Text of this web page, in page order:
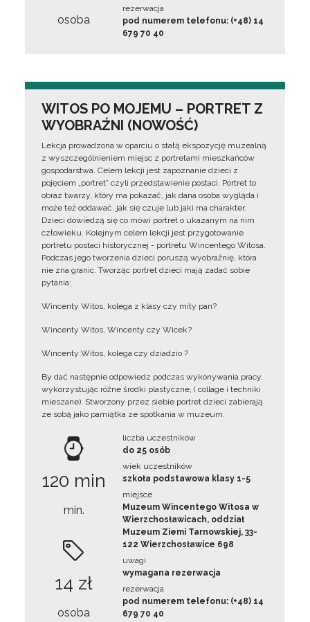
osoba
rezerwacja
pod numerem telefonu: (+48) 14
679 70 40
WITOS PO MOJEMU – PORTRET Z
WYOBRAŹNI (NOWOŚĆ)
Lekcja prowadzona w oparciu o stałą ekspozycję muzealną
z wyszczególnieniem miejsc z portretami mieszkańców
gospodarstwa. Celem lekcji jest zapoznanie dzieci z
pojęciem „portret” czyli przedstawienie postaci. Portret to
obraz twarzy, który ma pokazać, jak dana osoba wygląda i
może też oddawać, jak się czuje lub jaki ma charakter.
Dzieci dowiedzą się co mówi portret o ukazanym na nim
człowieku. Kolejnym celem lekcji jest przygotowanie
portretu postaci historycznej - portretu Wincentego Witosa.
Podczas jego tworzenia dzieci poruszą wyobraźnię, która
nie zna granic. Tworząc portret dzieci mają zadać sobie
pytania:
Wincenty Witos, kolega z klasy czy miły pan?
Wincenty Witos, Wincenty czy Wicek?
Wincenty Witos, kolega czy dziadzio ?
By dać następnie odpowiedz podczas wykonywania pracy,
wykorzystując różne środki plastyczne, ( collage i techniki
mieszane). Stworzony przez siebie portret dzieci zabierają
ze sobą jako pamiątka ze spotkania w muzeum.
120 min
min.
14 zł
osoba
liczba uczestników
do 25 osób
wiek uczestników
szkoła podstawowa klasy 1-5
miejsce
Muzeum Wincentego Witosa w
Wierzchosławicach, oddział
Muzeum Ziemi Tarnowskiej, 33-
122 Wierzchosławice 698
uwagi
wymagana rezerwacja
rezerwacja
pod numerem telefonu: (+48) 14
679 70 40